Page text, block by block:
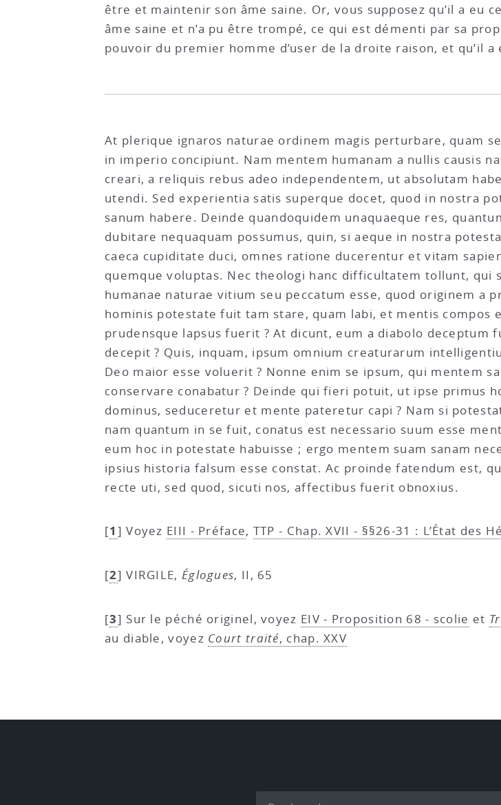
être et maintenir son âme saine. Or, vous supposez qu’il a eu
âme saine et n’a pu être trompé, ce qui est démenti par sa
pouvoir du premier homme d’user de la droite raison, et qu’il
At plerique ignaros naturae ordinem magis perturbare, quam
in imperio concipiunt. Nam mentem humanam a nullis causis
creari, a reliquis rebus adeo independentem, ut absolutam
utendi. Sed experientia satis superque docet, quod in nostra
sanum habere. Deinde quandoquidem unaquaeque res,
dubitare nequaquam possumus, quin, si aeque in nostra
caeca cupiditate duci, omnes ratione ducerentur et vitam
quemque voluptas. Nec theologi hanc difficultatem tollunt, qui
humanae naturae vitium seu peccatum esse, quod originem
hominis potestate fuit tam stare, quam labi, et mentis
prudensque lapsus fuerit ? At dicunt, eum a diabolo deceptum
decepit ? Quis, inquam, ipsum omnium creaturarum
Deo maior esse voluerit ? Nonne enim se ipsum, qui mentem
conservare conabatur ? Deinde qui fieri potuit, ut ipse primus
dominus, seduceretur et mente pateretur capi ? Nam si
nam quantum in se fuit, conatus est necessario suum esse
eum hoc in potestate habuisse ; ergo mentem suam sanam
ipsius historia falsum esse constat. Ac proinde fatendum est,
recte uti, sed quod, sicuti nos, affectibus fuerit obnoxius.
[1 ]Voyez EIII - Préface, TTP - Chap. XVII - §§26-31 : L’État des
[2]VIRGILE, Églogues, II, 65
[3] Sur le péché originel, voyez EIV - Proposition 68 - scolie et
au diable, voyez Court traité, chap. XXV